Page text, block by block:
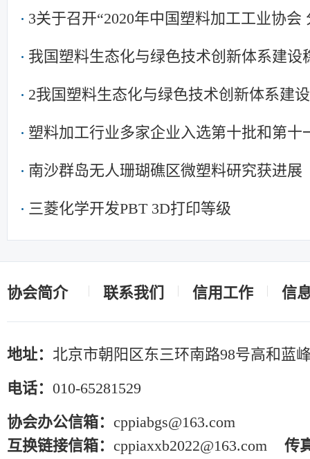
3关于召开“2020年中国塑料加工工业协
我国塑料生态化与绿色技术创新体系建设
2我国塑料生态化与绿色技术创新体系建
塑料加工行业多家企业入选第十批和第十
南》产品名单
南沙群岛无人珊瑚礁区微塑料研究获进展
三菱化学开发PBT 3D打印等级
协会简介 联系我们 信用工作 信
地址： 北京市朝阳区东三环南路98号高和蓝
电话： 010-65281529
协会办公信箱： cppiabgs@163.com
互换链接信箱： cppiaxxb2022@163.com 传